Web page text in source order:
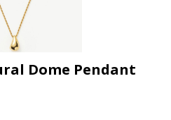
Dome Pendant